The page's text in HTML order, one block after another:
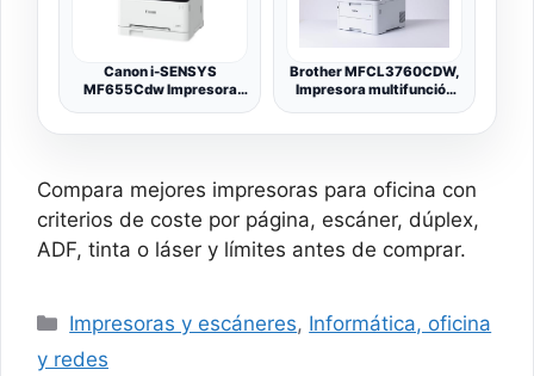
Canon i-SENSYS
MF655Cdw Impresora
Doble Cara Automática
Brother MFCL3760CDW,
Impresora multifunción
Doble Cara
Compara mejores impresoras para oficina con
criterios de coste por página, escáner, dúplex,
ADF, tinta o láser y límites antes de comprar.
Categorías
Impresoras y escáneres, Informática, oficina
y redes